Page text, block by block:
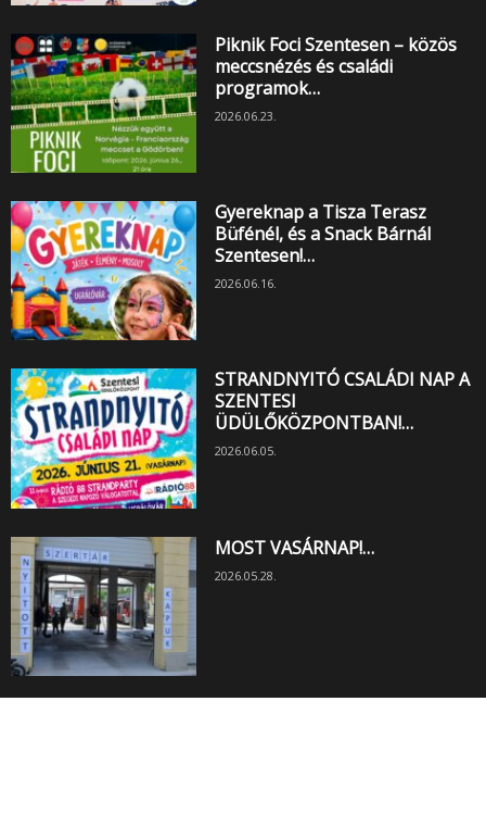
Piknik Foci Szentesen – közös
meccsnézés és családi
programok…
2026.06.23.
Gyereknap a Tisza Terasz
Büfénél, és a Snack Bárnál
Szentesen!…
2026.06.16.
STRANDNYITÓ CSALÁDI NAP A
SZENTESI
ÜDÜLŐKÖZPONTBAN!…
2026.06.05.
MOST VASÁRNAP!…
2026.05.28.